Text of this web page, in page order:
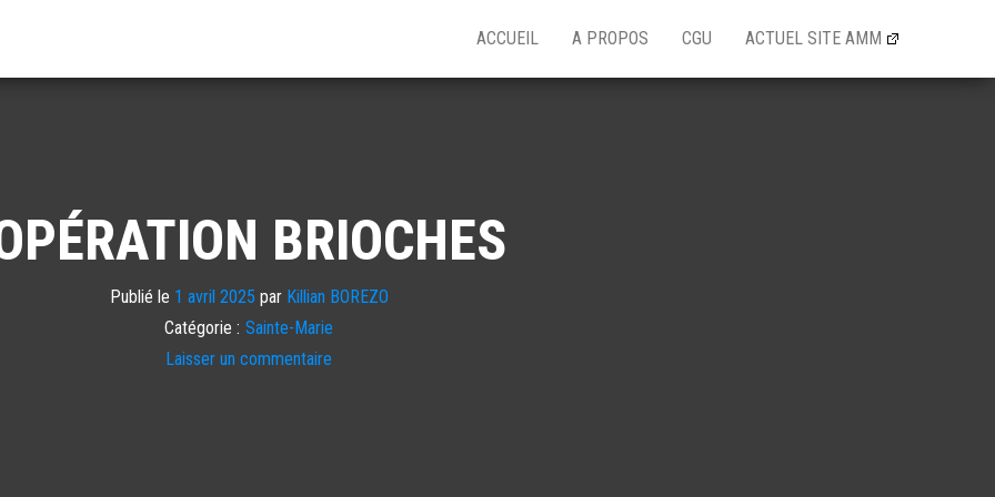
ACCUEIL A PROPOS CGU ACTUEL SITE AMM
BRIOCHES
Publié le 1 avril 2025 par Killian BOREZO
Catégorie : Sainte-Marie
Laisser un commentaire